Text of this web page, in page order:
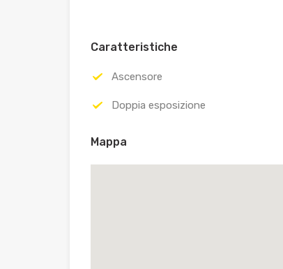
Caratteristiche
Ascensore
Doppia esposizione
Mappa